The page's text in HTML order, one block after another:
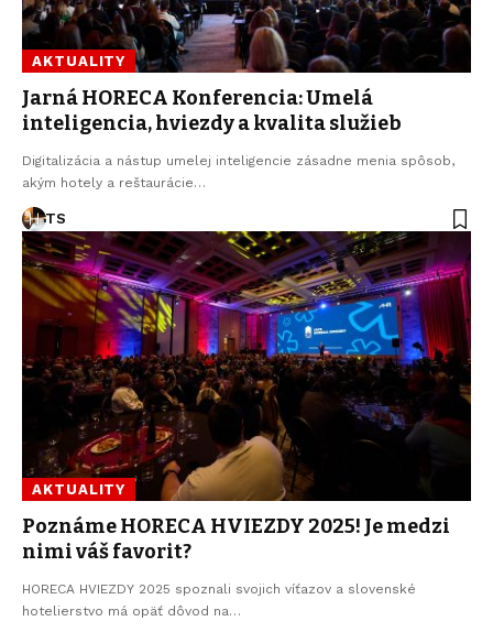
AKTUALITY
Jarná HORECA Konferencia: Umelá
inteligencia, hviezdy a kvalita služieb
Digitalizácia a nástup umelej inteligencie zásadne menia spôsob,
akým hotely a reštaurácie…
TS
AKTUALITY
Poznáme HORECA HVIEZDY 2025! Je medzi
nimi váš favorit?
HORECA HVIEZDY 2025 spoznali svojich víťazov a slovenské
hotelierstvo má opäť dôvod na…